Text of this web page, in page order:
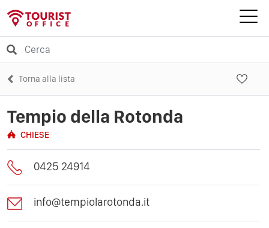
Torna alla lista
Tempio della Rotonda
CHIESE
0425 24914
info@tempiolarotonda.it